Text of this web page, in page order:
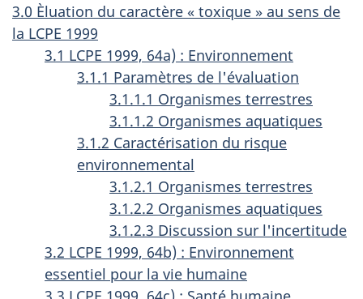
3.0 Èluation du caractère « toxique » au sens de
la LCPE 1999
3.1 LCPE 1999, 64a) : Environnement
3.1.1 Paramètres de l'évaluation
3.1.1.1 Organismes terrestres
3.1.1.2 Organismes aquatiques
3.1.2 Caractérisation du risque
environnemental
3.1.2.1 Organismes terrestres
3.1.2.2 Organismes aquatiques
3.1.2.3 Discussion sur l'incertitude
3.2 LCPE 1999, 64b) : Environnement
essentiel pour la vie humaine